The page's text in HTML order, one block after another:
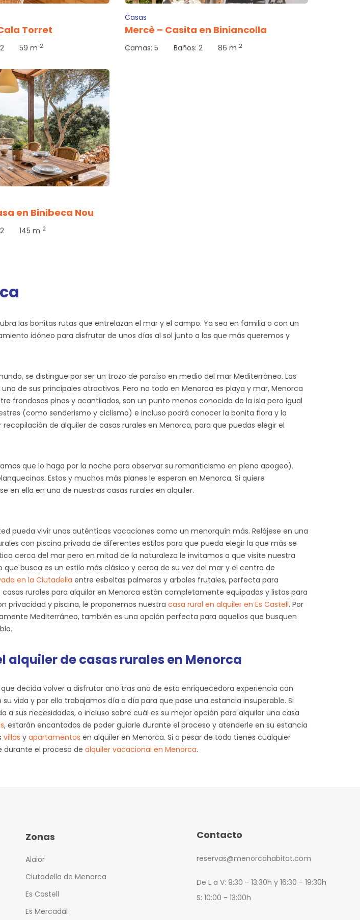
Torret
2 59 m 2
Casas
Mercè – Casita en Biniancolla
Camas: 5 Baños: 2 86 m 2
en Binibeca Nou
2 145 m 2
las bonitas rutas que entrelazan el mar y el campo. Ya sea en familia o con un
idóneo para disfrutar de unos días al sol junto a los que más queremos y
se distingue por ser un trozo de paraíso en medio del mar Mediterráneo. Las
de sus principales atractivos. Pero no todo en Menorca es playa y mar, Menorca
frondosos pinos y acantilados, son un punto menos conocido de la isla pero igual
(como senderismo y ciclismo) e incluso podrá conocer la bonita flora y la
de alquiler de casas rurales en Menorca, para que puedas elegir el
que lo haga por la noche para observar su romanticismo en pleno apogeo).
Estos y muchos más planes le esperan en Menorca. Si quiere
en ella en una de nuestras casas rurales en alquiler.
pueda vivir unas auténticas vacaciones como un menorquín más. Relájese en una
con piscina privada de diferentes estilos para que pueda elegir la que más se
cerca del mar pero en mitad de la naturaleza le invitamos a que visite nuestra
busca es un estilo más clásico y cerca de su vez del mar y el centro de
en la Ciutadella entre esbeltas palmeras y arboles frutales, perfecta para
rurales para alquilar en Menorca están completamente equipadas y listas para
privacidad y piscina, le proponemos nuestra casa rural en alquiler en Es Castell. Por
Mediterráneo, también es una opción perfecta para aquellos que busquen
de casas rurales en Menorca
decida volver a disfrutar año tras año de esta enriquecedora experiencia con
vida y por ello trabajamos día a día para que pase una estancia insuperable. Si
sus necesidades, o incluso sobre cuál es su mejor opción para alquilar una casa
, estarán encantados de poder guiarle durante el proceso y atenderle en su estancia
villas y apartamentos en alquiler en Menorca. Si a pesar de todo tienes cualquier
el proceso de alquiler vacacional en Menorca.
Zonas
Alaior
Ciutadella de Menorca
Es Castell
Es Mercadal
Contacto
reservas@menorcahabitat.com
De L a V: 9:30 - 13:30h y 16:30 - 19:30h
S: 10:00 - 13:00h